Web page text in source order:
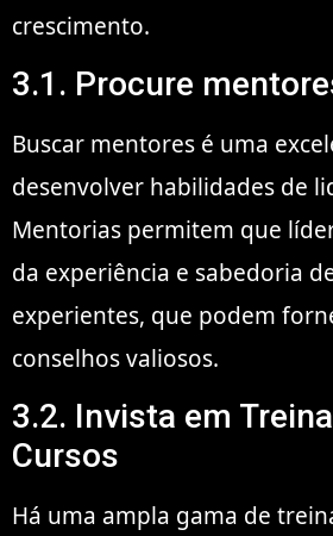
crescimento.
3.1. Procure
Buscar mentores é uma
desenvolver habilidades de
Mentorias permitem que
da experiência e sabedoria
experientes, que podem
conselhos valiosos.
3.2. Invista em
Cursos
Há uma ampla gama de